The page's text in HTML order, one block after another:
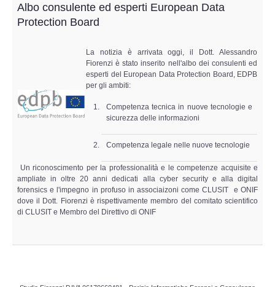
Perizia Data Breach
INDAGINI DIGITALI
Digital Intelligence OSINT
Indagini su computer
Indagini Smartphone,Tablet
Copia/Acquisizione Forense
Bonifiche Digitali
Albo consulente ed esperti European Data
Protection Board
La notizia è arrivata oggi, il Dott. Alessandro
Fiorenzi è stato inserito nell'albo dei consulenti ed
esperti del European Data Protection Board, EDPB
per gli ambiti:
Competenza tecnica in nuove tecnologie e
sicurezza delle informazioni
Competenza legale nelle nuove tecnologie
Un riconoscimento per la professionalità e le competenze acquisite e
ampliate in oltre 20 anni dedicati alla cyber security e alla digital
forensics e l'impegno in profuso in associaizoni come CLUSIT e ONIF
dove il Dott. Fiorenzi è rispettivamente membro del comitato scientifico
di CLUSIT e Membro del Direttivo di ONIF